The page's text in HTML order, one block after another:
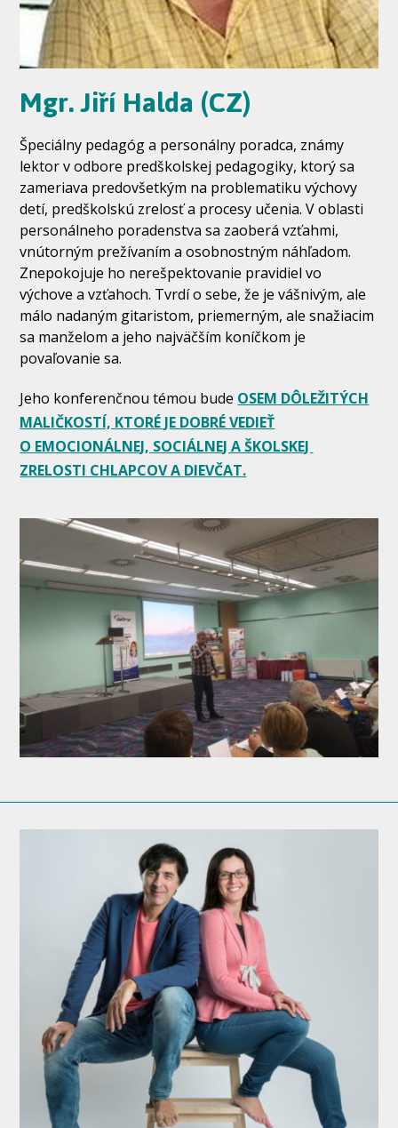
Mgr. Jiří Halda (CZ)
Špeciálny pedagóg a personálny poradca, známy
lektor v odbore predškolskej pedagogiky, ktorý sa
zameriava predovšetkým na problematiku výchovy
detí, predškolskú zrelosť a procesy učenia. V oblasti
personálneho poradenstva sa zaoberá vzťahmi,
vnútorným prežívaním a osobnostným náhľadom.
Znepokojuje ho nerešpektovanie pravidiel vo
výchove a vzťahoch. Tvrdí o sebe, že je vášnivým, ale
málo nadaným gitaristom, priemerným, ale snažiacim
sa manželom a jeho najväčším koníčkom je
povaľovanie sa.
Jeho konferenčnou témou bude OSEM DÔLEŽITÝCH
MALIČKOSTÍ, KTORÉ JE DOBRÉ VEDIEŤ
O EMOCIONÁLNEJ, SOCIÁLNEJ A ŠKOLSKEJ
ZRELOSTI CHLAPCOV A DIEVČAT.